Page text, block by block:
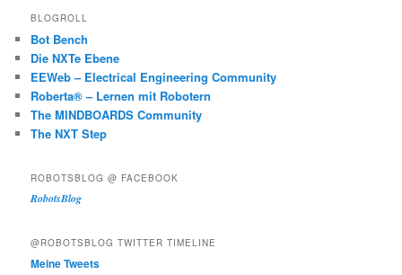
BLOGROLL
Bot Bench
Die NXTe Ebene
EEWeb – Electrical Engineering Community
Roberta® – Lernen mit Robotern
The MINDBOARDS Community
The NXT Step
ROBOTSBLOG @ FACEBOOK
RobotsBlog
@ROBOTSBLOG TWITTER TIMELINE
Meine Tweets